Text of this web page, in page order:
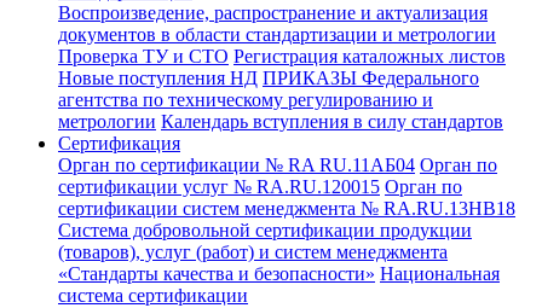
Воспроизведение, распространение и актуализация
документов в области стандартизации и метрологии
Проверка ТУ и СТО Регистрация каталожных листов
Новые поступления НД ПРИКАЗЫ Федерального
агентства по техническому регулированию и
метрологии Календарь вступления в силу стандартов
Сертификация
Орган по сертификации № RA RU.11АБ04 Орган по
сертификации услуг № RA.RU.120015 Орган по
сертификации систем менеджмента № RA.RU.13HB18
Система добровольной сертификации продукции
(товаров), услуг (работ) и систем менеджмента
«Стандарты качества и безопасности» Национальная
система сертификации